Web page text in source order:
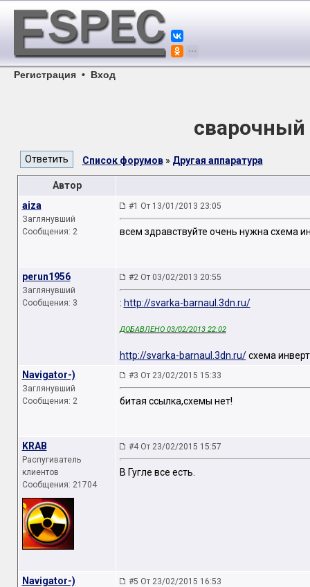
Регистрация • Вход
Список форумов» Другая аппаратура
Автор
aiza
Заглянувший
Сообщения: 2
#1 От 13/01/2013 23:05
всем здравствуйте очень нужна схема
perun1956
Заглянувший
Сообщения: 3
#2 От 03/02/2013 20:55
: http://svarka-barnaul.3dn.ru/
ДОБАВЛЕНО 03/02/2013 22:02
http://svarka-barnaul.3dn.ru/схема
Navigator-)
Заглянувший
Сообщения: 2
#3 От 23/02/2015 15:33
битая ссылка,схемы нет!
KRAB
Распугиватель
клиентов
Сообщения: 21704
#4 От 23/02/2015 15:57
В Гугле все есть.
Navigator-) #5 От 23/02/2015 16:53